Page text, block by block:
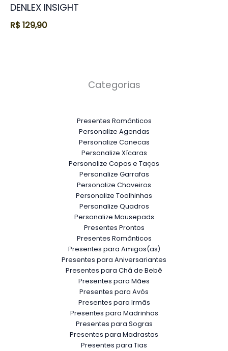
DENLEX INSIGHT
R$129,90
Categorias
Presentes Românticos
Personalize Agendas
Personalize Canecas
Personalize Xícaras
Personalize Copos e Taças
Personalize Garrafas
Personalize Chaveiros
Personalize Toalhinhas
Personalize Quadros
Personalize Mousepads
Presentes Prontos
Presentes Românticos
Presentes para Amigos(as)
Presentes para Aniversariantes
Presentes para Chá de Bebê
Presentes para Mães
Presentes para Avós
Presentes para Irmãs
Presentes para Madrinhas
Presentes para Sogras
Presentes para Madrastas
Presentes para Tias